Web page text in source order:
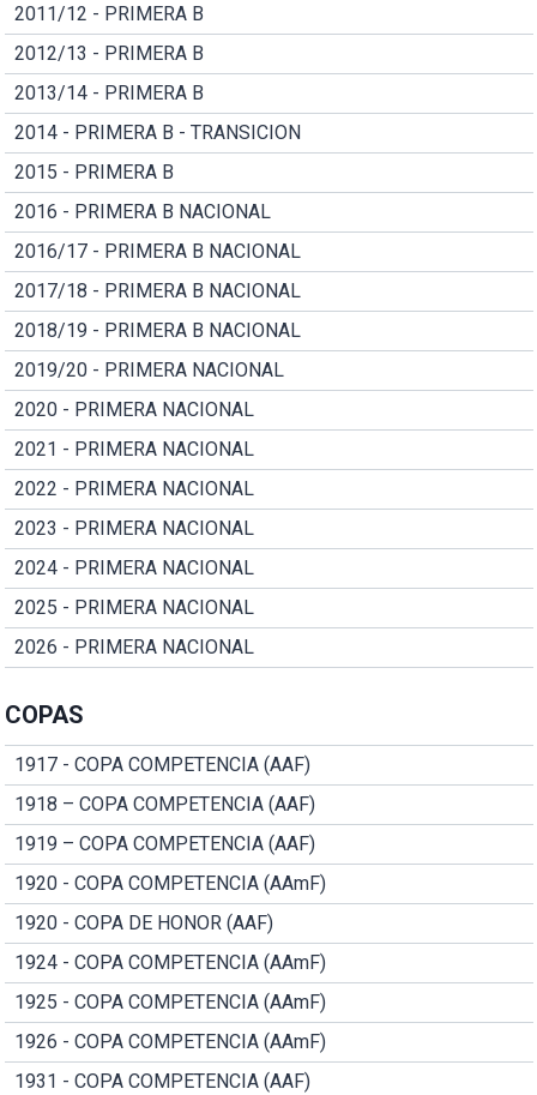
2011/12 - PRIMERA B
2012/13 - PRIMERA B
2013/14 - PRIMERA B
2014 - PRIMERA B - TRANSICION
2015 - PRIMERA B
2016 - PRIMERA B NACIONAL
2016/17 - PRIMERA B NACIONAL
2017/18 - PRIMERA B NACIONAL
2018/19 - PRIMERA B NACIONAL
2019/20 - PRIMERA NACIONAL
2020 - PRIMERA NACIONAL
2021 - PRIMERA NACIONAL
2022 - PRIMERA NACIONAL
2023 - PRIMERA NACIONAL
2024 - PRIMERA NACIONAL
2025 - PRIMERA NACIONAL
2026 - PRIMERA NACIONAL
COPAS
1917 - COPA COMPETENCIA (AAF)
1918 – COPA COMPETENCIA (AAF)
1919 – COPA COMPETENCIA (AAF)
1920 - COPA COMPETENCIA (AAmF)
1920 - COPA DE HONOR (AAF)
1924 - COPA COMPETENCIA (AAmF)
1925 - COPA COMPETENCIA (AAmF)
1926 - COPA COMPETENCIA (AAmF)
1931 - COPA COMPETENCIA (AAF)